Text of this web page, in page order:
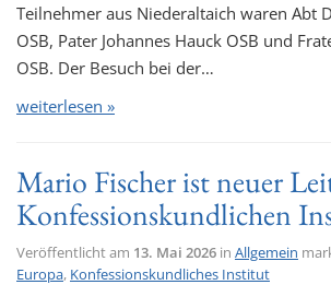
Teilnehmer aus Niederaltaich waren Abt
OSB, Pater Johannes Hauck OSB und
OSB. Der Besuch bei der…
weiterlesen »
Mario Fischer ist neuer
Konfessionskundlichen
Veröffentlicht am 13. Mai 2026 in Allgemein
Europa, Konfessionskundliches Institut